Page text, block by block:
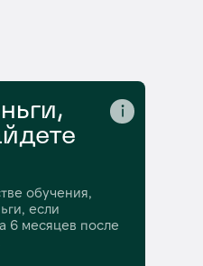
обучения,
если
6 месяцев после